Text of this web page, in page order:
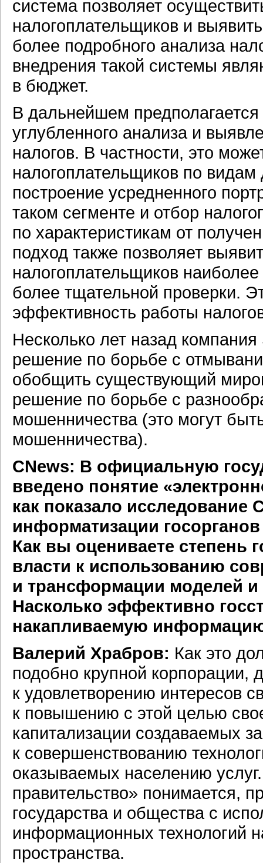
система позволяет
налогоплательщиков и
более подробного анализа
внедрения такой системы
в бюджет.
В дальнейшем
углубленного анализа и
налогов. В частности, это
налогоплательщиков по видам
построение усредненного
таком сегменте и отбор
по характеристикам от
подход также позволяет
налогоплательщиков
более тщательной проверки.
эффективность работы
Несколько лет назад
решение по борьбе с
обобщить существующий
решение по борьбе с
мошенничества (это могут
мошенничества).
CNews: В официальную
введено понятие
как показало исследование
информатизации
Как вы оцениваете степень
власти к использованию
и трансформации моделей
Насколько эффективно
накапливаемую
Валерий Храбров: Как это
подобно крупной корпорации,
к удовлетворению интересов
к повышению с этой целью
капитализации создаваемых
к совершенствованию
оказываемых населению
правительство» понимается,
государства и общества с
информационных технологий
пространства.